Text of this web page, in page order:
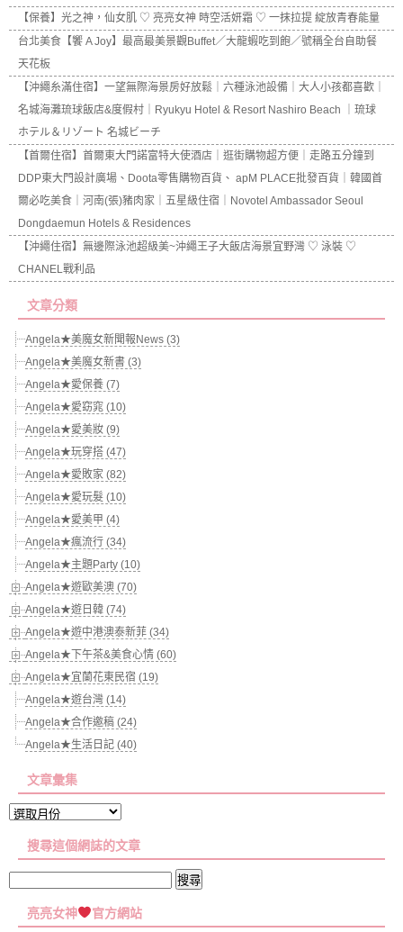
【保養】光之神，仙女肌 ♡ 亮亮女神 時空活妍霜 ♡ 一抹拉提 綻放青春能量
台北美食【饗 A Joy】最高最美景觀Buffet／大龍蝦吃到飽／號稱全台自助餐
天花板
【沖繩糸滿住宿】一望無際海景房好放鬆｜六種泳池設備｜大人小孩都喜歡｜
名城海灘琉球飯店&度假村｜Ryukyu Hotel & Resort Nashiro Beach ｜琉球
ホテル＆リゾート 名城ビーチ
【首爾住宿】首爾東大門諾富特大使酒店｜逛街購物超方便｜走路五分鐘到
DDP東大門設計廣場、Doota零售購物百貨、 apM PLACE批發百貨｜韓國首
爾必吃美食｜河南(張)豬肉家｜五星級住宿｜Novotel Ambassador Seoul
Dongdaemun Hotels & Residences
【沖繩住宿】無邊際泳池超級美~沖繩王子大飯店海景宜野灣 ♡ 泳裝 ♡
CHANEL戰利品
文章分類
Angela★美魔女新聞報News (3)
Angela★美魔女新書 (3)
Angela★愛保養 (7)
Angela★愛窈窕 (10)
Angela★愛美妝 (9)
Angela★玩穿搭 (47)
Angela★愛敗家 (82)
Angela★愛玩髮 (10)
Angela★愛美甲 (4)
Angela★瘋流行 (34)
Angela★主題Party (10)
Angela★遊歐美澳 (70)
Angela★遊日韓 (74)
Angela★遊中港澳泰新菲 (34)
Angela★下午茶&美食心情 (60)
Angela★宜蘭花東民宿 (19)
Angela★遊台灣 (14)
Angela★合作邀稿 (24)
Angela★生活日記 (40)
文章彙集
文
彙
搜尋這個網誌的文章
關
亮亮女神 官方網站